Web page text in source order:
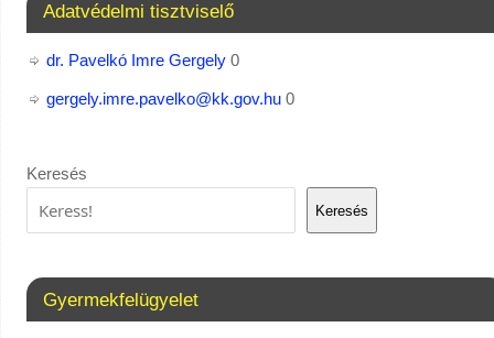
Adatvédelmi tisztviselő
dr. Pavelkó Imre Gergely0
gergely.imre.pavelko@kk.gov.hu0
Keresés
Keresés
Gyermekfelügyelet